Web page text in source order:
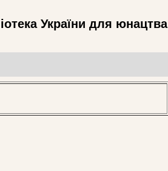
України для юнацтва